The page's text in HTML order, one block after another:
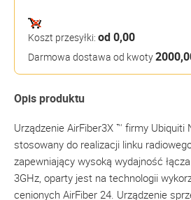
Koszt przesyłki: od 0,00
Darmowa dostawa od kwoty
Opis produktu
Urządzenie AirFiber3X ™ firmy
stosowany do realizacji linku
zapewniający wysoką wydajność
3GHz, oparty jest na technologii
cenionych AirFiber 24. Urządzenie